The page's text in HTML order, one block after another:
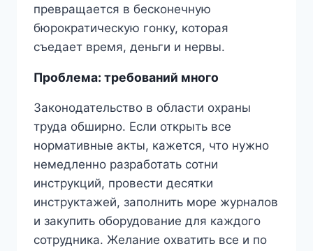
превращается в бесконечную
бюрократическую гонку, которая
съедает время, деньги и нервы.
Проблема: требований много
Законодательство в области охраны
труда обширно. Если открыть все
нормативные акты, кажется, что нужно
немедленно разработать сотни
инструкций, провести десятки
инструктажей, заполнить море журналов
и закупить оборудование для каждого
сотрудника. Желание охватить все и по